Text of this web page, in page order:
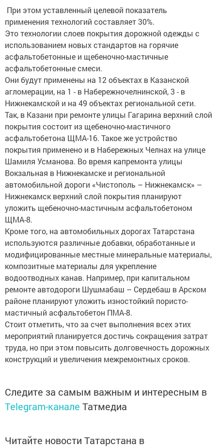
При этом уставленный целевой показатель
применения технологий составляет 30%.
Это технологии слоев покрытия дорожной одежды с
использованием новых стандартов на горячие
асфальтобетонные и щебеночно-мастичные
асфальтобетонные смеси.
Они будут применены на 12 объектах в Казанской
агломерации, на 1 - в Набережночелнинской, 3 - в
Нижнекамской и на 49 объектах региональной сети.
Так, в Казани при ремонте улицы Гагарина верхний слой
покрытия состоит из щебеночно-мастичного
асфальтобетона ЩМА-16. Такое же устройство
покрытия применено и в Набережных Челнах на улице
Шамиля Усманова. Во время капремонта улицы
Вокзальная в Нижнекамске и региональной
автомобильной дороги «Чистополь – Нижнекамск» –
Нижнекамск верхний слой покрытия планируют
уложить щебеночно-мастичным асфальтобетоном
ЩМА-8.
Кроме того, на автомобильных дорогах Татарстана
используются различные добавки, обработанные и
модифицированные местные минеральные материалы,
композитные материалы для укрепление
водоотводных канав. Например, при капитальном
ремонте автодороги Шушмабаш – Сердебаш в Арском
районе планируют уложить изностойкий пористо-
мастичный асфальтобетон ПМА-8.
Стоит отметить, что за счет выполнения всех этих
мероприятий планируется достичь сокращения затрат
труда, но при этом повысить долговечность дорожных
конструкций и увеличения межремонтных сроков.
Следите за самым важным и интересным в
Telegram-канале Татмедиа
Читайте новости Татарстана в